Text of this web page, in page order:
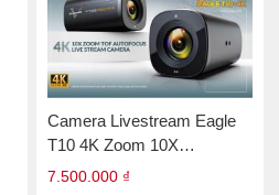
Camera Livestream Eagle
T10 4K Zoom 10X
Autofocus
7.500.000 ₫